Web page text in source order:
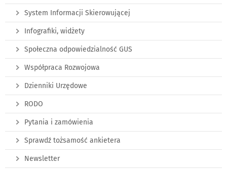
System Informacji Skierowującej
Infografiki, widżety
Społeczna odpowiedzialność GUS
Współpraca Rozwojowa
Dzienniki Urzędowe
RODO
Pytania i zamówienia
Sprawdź tożsamość ankietera
Newsletter